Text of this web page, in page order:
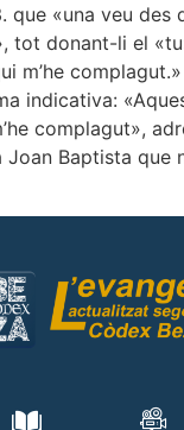
que «una veu des
tot donant-li el
m’he
indicativa:
complagut»,
Joan Baptista que